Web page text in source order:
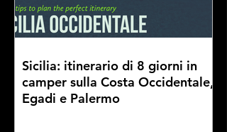
Sicilia: itinerario di 8 giorni in
camper sulla Costa Occidentale,
Egadi e Palermo